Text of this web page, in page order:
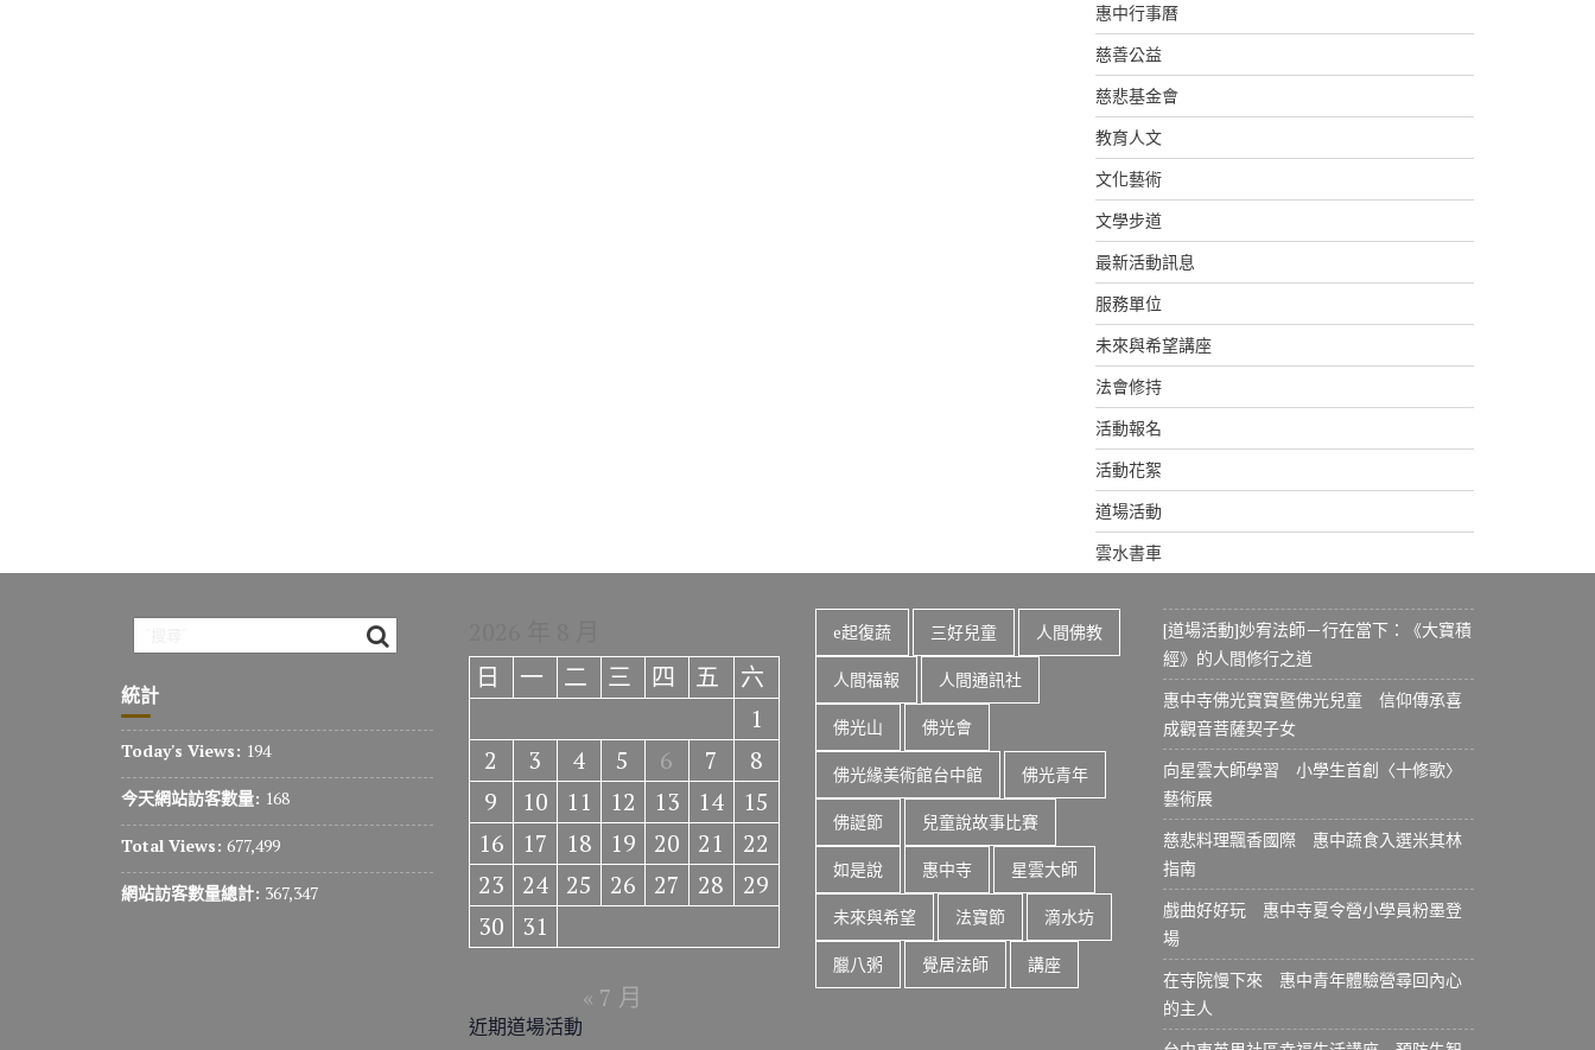
惠中行事曆
慈善公益
慈悲基金會
教育人文
文化藝術
文學步道
最新活動訊息
服務單位
未來與希望講座
法會修持
活動報名
活動花絮
道場活動
雲水書車
統計
Today's Views: 194
今天網站訪客數量: 168
Total Views: 677,499
網站訪客數量總計: 367,347
日
一 二 三 四 五
六
1
2
3 4 5 6 7
8
9
10 11 12 13 14
15
16
17 18 19 20 21
22
23
24 25 26 27 28
29
30
31
« 7 月
近期道場活動
e起復蔬 三好兒童 人間佛教
人間福報 人間通訊社
佛光山 佛光會
佛光緣美術館台中館 佛光青年
佛誕節 兒童說故事比賽
如是說 惠中寺 星雲大師
未來與希望 法寶節 滴水坊
臘八粥 覺居法師 講座
[道場活動]妙宥法師－行在當下：《大寶積
經》的人間修行之道
惠中寺佛光寶寶暨佛光兒童 信仰傳承喜
成觀音菩薩契子女
向星雲大師學習 小學生首創〈十修歌〉
藝術展
慈悲料理飄香國際 惠中蔬食入選米其林
指南
戲曲好好玩 惠中寺夏令營小學員粉墨登
場
在寺院慢下來 惠中青年體驗營尋回內心
的主人